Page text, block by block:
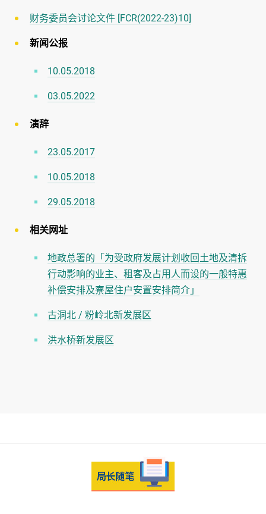
财务委员会讨论文件 [FCR(2022-23)10]
新闻公报
10.05.2018
03.05.2022
演辞
23.05.2017
10.05.2018
29.05.2018
相关网址
地政总署的「为受政府发展计划收回土地及清拆
行动影响的业主、租客及占用人而设的一般特惠
补偿安排及寮屋住户安置安排简介」
古洞北 / 粉岭北新发展区
洪水桥新发展区